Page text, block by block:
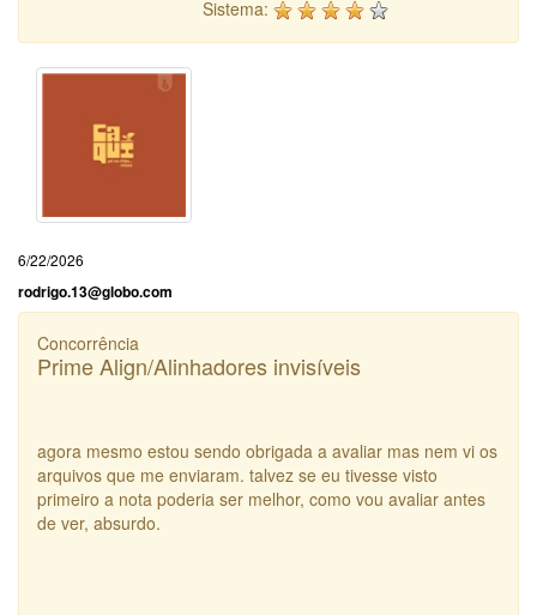
Sistema:
6/22/2026
rodrigo.13@globo.com
Concorrência
Prime Align/Alinhadores invisíveis
agora mesmo estou sendo obrigada a avaliar mas nem vi os
arquivos que me enviaram. talvez se eu tivesse visto
primeiro a nota poderia ser melhor, como vou avaliar antes
de ver, absurdo.